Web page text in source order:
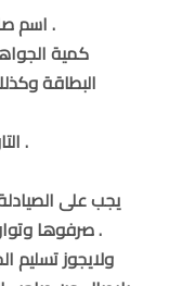
( أ ) اسم صاحب البطاقة ولقبة وصناعته وعنوانه .
البطاقة
(ج ) التاريخ الذى ينتهى فيه مفعول البطاقة .
يجب على
صرفوها وتواريخ الصرف وأن يوقعوا على هذه البيانات .
ولايجوز تسليم